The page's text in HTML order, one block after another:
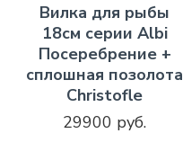
Вилка для рыбы
18см серии Albi
Посеребрение +
сплошная позолота
Christofle
29900 руб.